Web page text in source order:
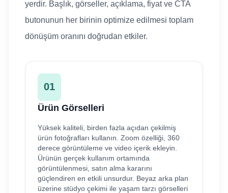
yerdir. Başlık, görseller, açıklama, fiyat ve CTA
butonunun her birinin optimize edilmesi toplam
dönüşüm oranını doğrudan etkiler.
01
Ürün Görselleri
Yüksek kaliteli, birden fazla açıdan çekilmiş
ürün fotoğrafları kullanın. Zoom özelliği, 360
derece görüntüleme ve video içerik ekleyin.
Ürünün gerçek kullanım ortamında
görüntülenmesi, satın alma kararını
güçlendiren en etkili unsurdur. Beyaz arka plan
üzerine stüdyo çekimi ile yaşam tarzı görselleri